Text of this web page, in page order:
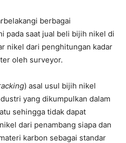
berbagai
pada saat jual beli bijih nikel di
nikel dari penghitungan kadar
oleh surveyor.
) asal usul bijih nikel
yang dikumpulkan dalam
sehingga tidak dapat
dari penambang siapa dan
karbon sebagai standar